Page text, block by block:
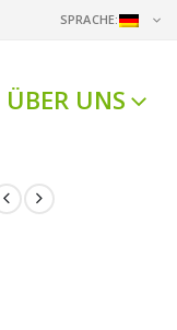
SPRACHE:
ÜBER UNS